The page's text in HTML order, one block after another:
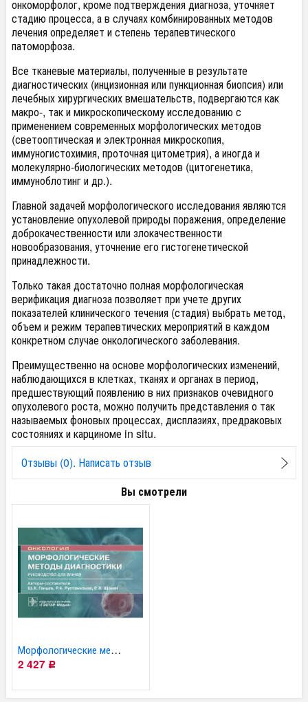
онкоморфолог, кроме подтверждения диагноза, уточняет
стадию процесса, а в случаях комбинированных методов
лечения определяет и степень терапевтического
патоморфоза.
Все тканевые материалы, полученные в результате
диагностических (инцизионная или пункционная биопсия) или
лечебных хирургических вмешательств, подвергаются как
макро-, так и микроскопическому исследованию с
применением современных морфологических методов
(светооптическая и электронная микроскопия,
иммуногистохимия, проточная цитометрия), а иногда и
молекулярно-биологических методов (цитогенетика,
иммуноблотинг и др.).
Главной задачей морфологического исследования являются
установление опухолевой природы поражения, определение
доброкачественности или злокачественности
новообразования, уточнение его гистогенетической
принадлежности.
Только такая достаточно полная морфологическая
верификация диагноза позволяет при учете других
показателей клинического течения (стадия) выбрать метод,
объем и режим терапевтических мероприятий в каждом
конкретном случае онкологического заболевания.
Преимущественно на основе морфологических изменений,
наблюдающихся в клетках, тканях и органах в период,
предшествующий появлению в них признаков очевидного
опухолевого роста, можно получить представления о так
называемых фоновых процессах, дисплазиях, предраковых
состояниях и карциноме in situ.
Отзывы (0). Написать отзыв
Вы смотрели
Морфологические методы...
2 427 Р